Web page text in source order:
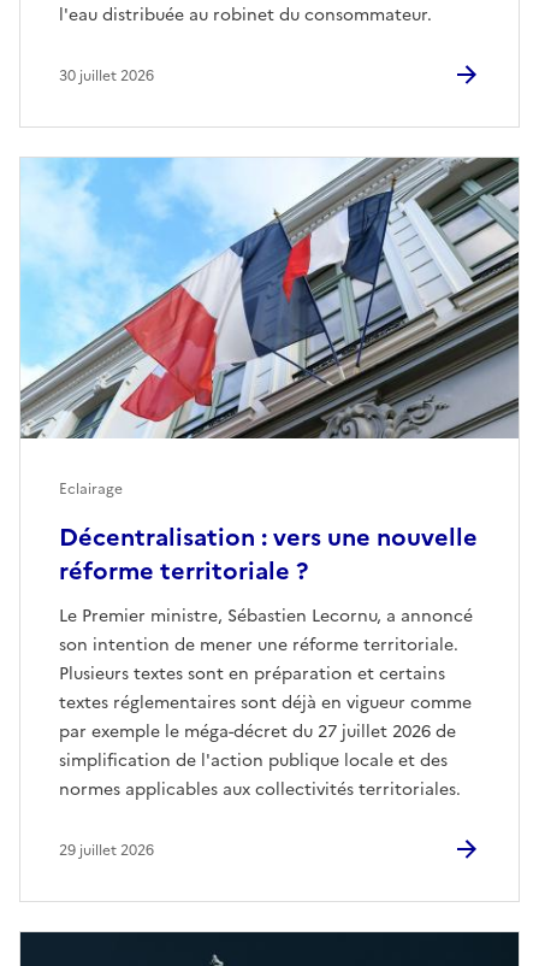
l'eau distribuée au robinet du consommateur.
30 juillet 2026
Décentralisation : vers une nouvelle
réforme territoriale ?
Le Premier ministre, Sébastien Lecornu, a annoncé
son intention de mener une réforme territoriale.
Plusieurs textes sont en préparation et certains
textes réglementaires sont déjà en vigueur comme
par exemple le méga-décret du 27 juillet 2026 de
simplification de l'action publique locale et des
normes applicables aux collectivités territoriales.
Eclairage
29 juillet 2026